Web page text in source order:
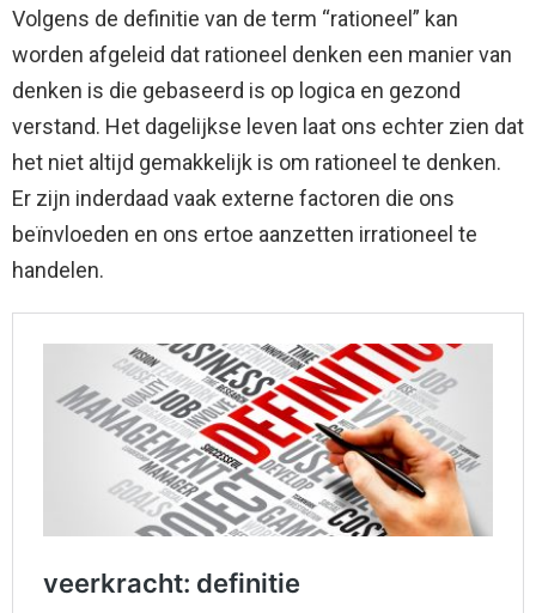
Volgens de definitie van de term “rationeel” kan
worden afgeleid dat rationeel denken een manier van
denken is die gebaseerd is op logica en gezond
verstand. Het dagelijkse leven laat ons echter zien dat
het niet altijd gemakkelijk is om rationeel te denken.
Er zijn inderdaad vaak externe factoren die ons
beïnvloeden en ons ertoe aanzetten irrationeel te
handelen.